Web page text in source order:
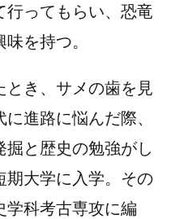
行ってもらい、恐竜
を持つ。
き、サメの歯を見
進路に悩んだ際、
と歴史の勉強がし
期大学に入学。その
学科考古専攻に編